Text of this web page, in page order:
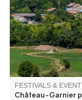
boules et soirée
snacking du comité
FESTIVALS &
Château-Garnier